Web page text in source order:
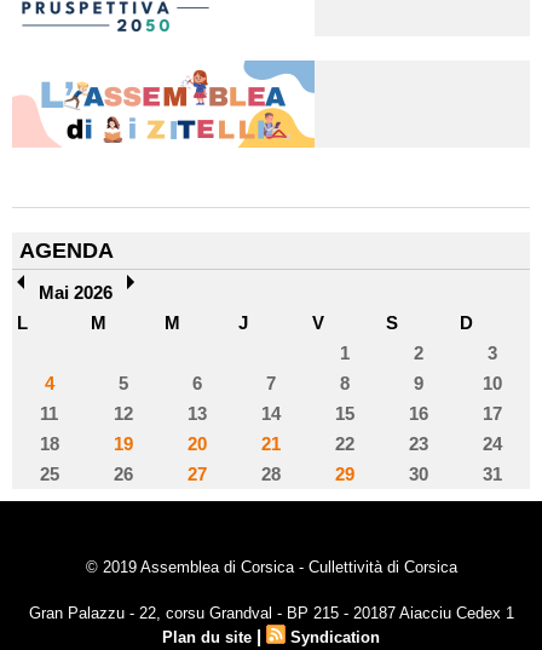
AGENDA
Mai 2026
L
M M J V S
D
1
2
3
4
5 6 7 8 9
10
11
12 13 14 15 16
17
18
19 20 21 22 23
24
25
26 27 28 29 30 31
© 2019 Assemblea di Corsica - Cullettività di Corsica
Gran Palazzu - 22, corsu Grandval - BP 215 - 20187 Aiacciu Cedex 1
Plan du site | Syndication